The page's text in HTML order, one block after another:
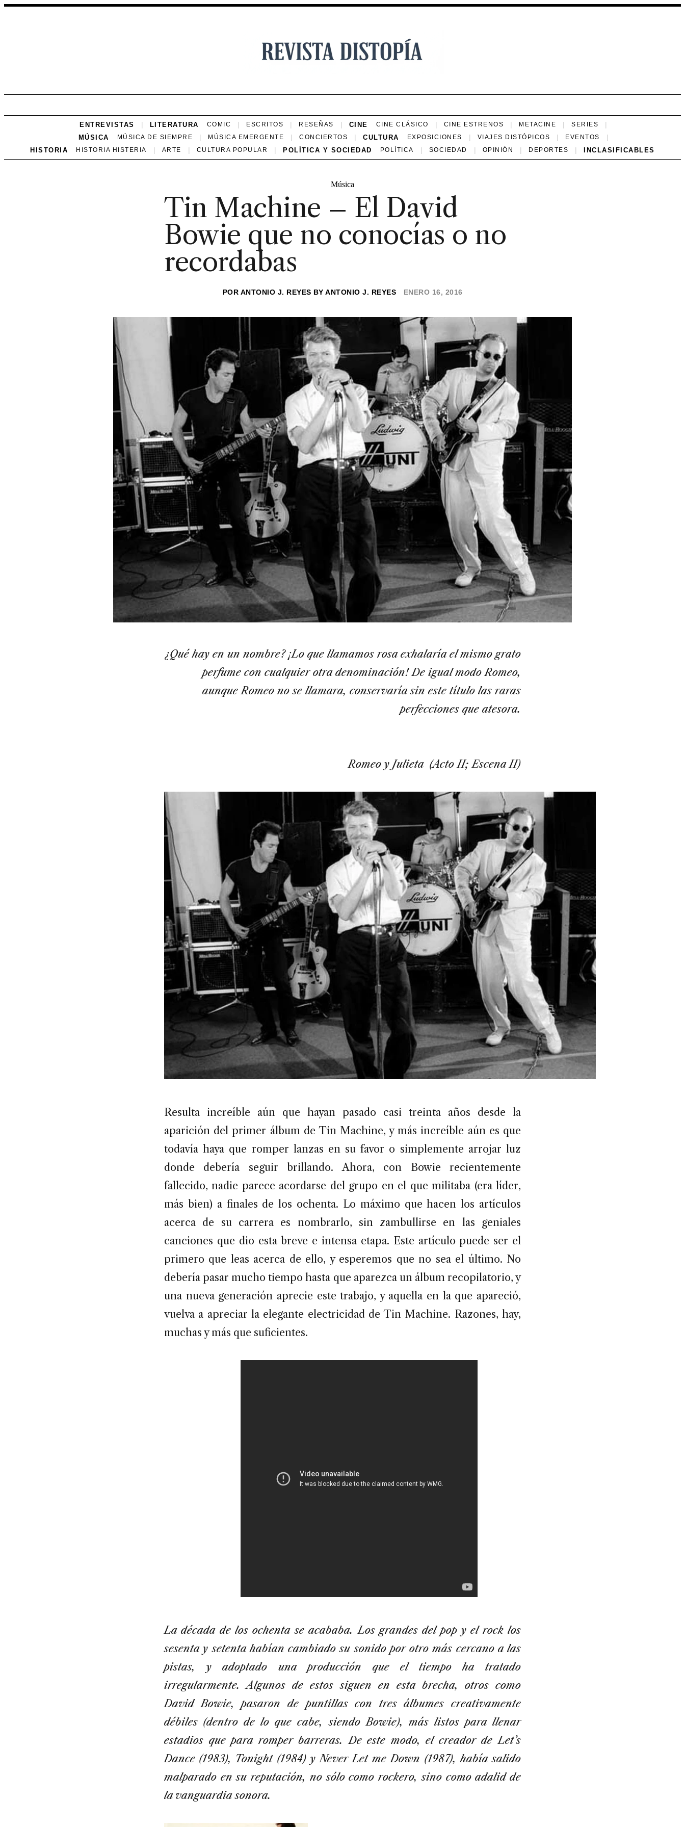
ENTREVISTAS LITERATURA COMIC ESCRITOS RESEÑAS CINE CINE CLÁSICO CINE ESTRENOS METACINE SERIES
MÚSICA MÚSICA DE SIEMPRE MÚSICA EMERGENTE CONCIERTOS CULTURA EXPOSICIONES VIAJES DISTÓPICOS EVENTOS
HISTORIA HISTORIA HISTERIA ARTE CULTURA POPULAR POLÍTICA Y SOCIEDAD POLÍTICA SOCIEDAD OPINIÓN DEPORTES INCLASIFICABLES
Música
Tin Machine – El David
Bowie que no conocías o no
recordabas
POR ANTONIO J. REYES BY ANTONIO J. REYES ENERO 16, 2016
¿Qué hay en un nombre? ¡Lo que llamamos rosa exhalaría el mismo grato
perfume con cualquier otra denominación! De igual modo Romeo,
aunque Romeo no se llamara, conservaría sin este título las raras
perfecciones que atesora.
Romeo y Julieta (Acto II; Escena II)
Resulta increíble aún que hayan pasado casi treinta años desde la
aparición del primer álbum de Tin Machine, y más increíble aún es que
todavía haya que romper lanzas en su favor o simplemente arrojar luz
donde debería seguir brillando. Ahora, con Bowie recientemente
fallecido, nadie parece acordarse del grupo en el que militaba (era líder,
más bien) a finales de los ochenta. Lo máximo que hacen los artículos
acerca de su carrera es nombrarlo, sin zambullirse en las geniales
canciones que dio esta breve e intensa etapa. Este artículo puede ser el
primero que leas acerca de ello, y esperemos que no sea el último. No
debería pasar mucho tiempo hasta que aparezca un álbum recopilatorio, y
una nueva generación aprecie este trabajo, y aquella en la que apareció,
vuelva a apreciar la elegante electricidad de Tin Machine. Razones, hay,
muchas y más que suficientes.
La década de los ochenta se acababa. Los grandes del pop y el rock los
sesenta y setenta habían cambiado su sonido por otro más cercano a las
pistas, y adoptado una producción que el tiempo ha tratado
irregularmente. Algunos de estos siguen en esta brecha, otros como
David Bowie, pasaron de puntillas con tres álbumes creativamente
débiles (dentro de lo que cabe, siendo Bowie), más listos para llenar
estadios que para romper barreras. De este modo, el creador de Let’s
Dance (1983), Tonight (1984) y Never Let me Down (1987), había salido
malparado en su reputación, no sólo como rockero, sino como adalid de
la vanguardia sonora.